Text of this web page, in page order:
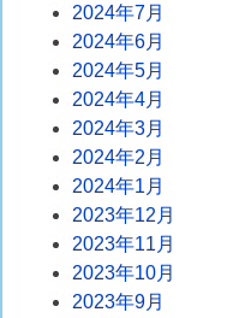
2024年7月
2024年6月
2024年5月
2024年4月
2024年3月
2024年2月
2024年1月
2023年12月
2023年11月
2023年10月
2023年9月